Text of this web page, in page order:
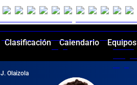
Clasificación Calendario Equipos
J. Olaizola